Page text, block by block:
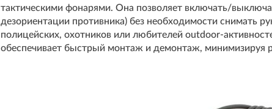
тактическими фонарями. Она позволяет включать/
дезориентации противника) без необходимости снимать
полицейских, охотников или любителей outdoor-
обеспечивает быстрый монтаж и демонтаж, минимизируя